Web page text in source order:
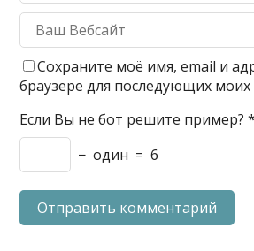
Сохраните моё имя, email и
браузере для последующих
Если Вы не бот решите пример? *
− один = 6